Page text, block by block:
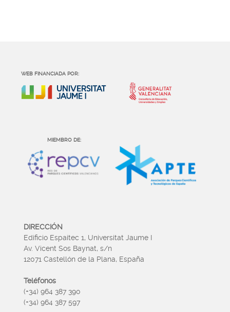
WEB FINANCIADA POR:
MIEMBRO DE:
DIRECCIÓN
Edificio Espaitec 1, Universitat Jaume I
Av. Vicent Sos Baynat, s/n
12071 Castellón de la Plana, España
Teléfonos
(+34) 964 387 390
(+34) 964 387 597